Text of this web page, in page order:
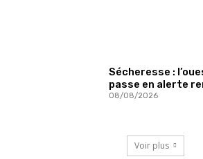
Sécheresse :
passe en alerte
08/08/2026
Voir plus